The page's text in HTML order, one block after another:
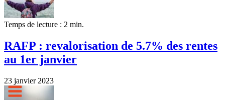
Temps de lecture : 2 min.
RAFP : revalorisation de 5.7% des rentes
au 1er janvier
23 janvier 2023